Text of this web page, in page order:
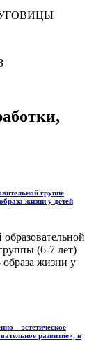
группе
жизни у детей
(6-7 лет)
жизни у
– эстетическое
развитие», в